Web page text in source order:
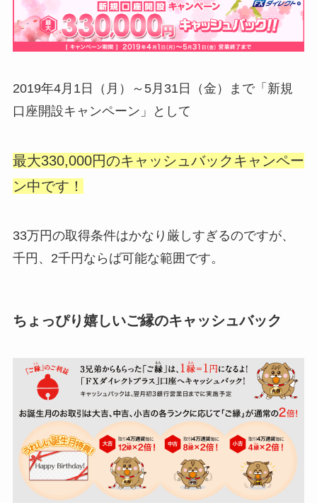
2019年4月1日（月）～5月31日（金）まで「新規
口座開設キャンペーン」として
最大330,000円のキャッシュバックキャンペー
ン中です！
33万円の取得条件はかなり厳しすぎるのですが、
千円、2千円ならば可能な範囲です。
ちょっぴり嬉しいご縁のキャッシュバック